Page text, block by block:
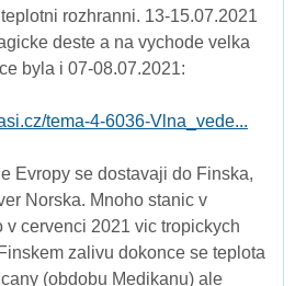
rozhranni. 13-15.07.2021
deste a na vychode velka
byla i 07-08.07.2021:
tema-4-6036-Vlna_vede...
Evropy se dostavaji do Finska,
Norska. Mnoho stanic v
v cervenci 2021 vic tropickych
zalivu dokonce se teplota
(obdobu Medikanu) ale